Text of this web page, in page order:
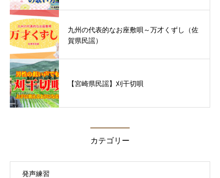
九州の代表的なお座敷唄～万才くずし（佐
賀県民謡）
【宮崎県民謡】刈干切唄
カテゴリー
発声練習